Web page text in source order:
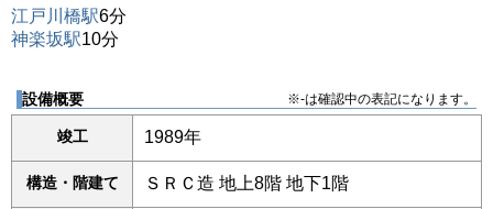
江戸川橋駅6分
神楽坂駅10分
設備概要 ※-は確認中の表記になります。
竣工 1989年
構造・階建て ＳＲＣ造 地上8階 地下1階